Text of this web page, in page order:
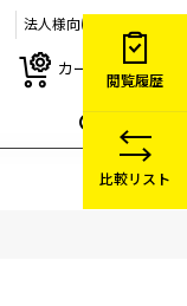
法人様向け
カート
閲覧履歴
比較リスト